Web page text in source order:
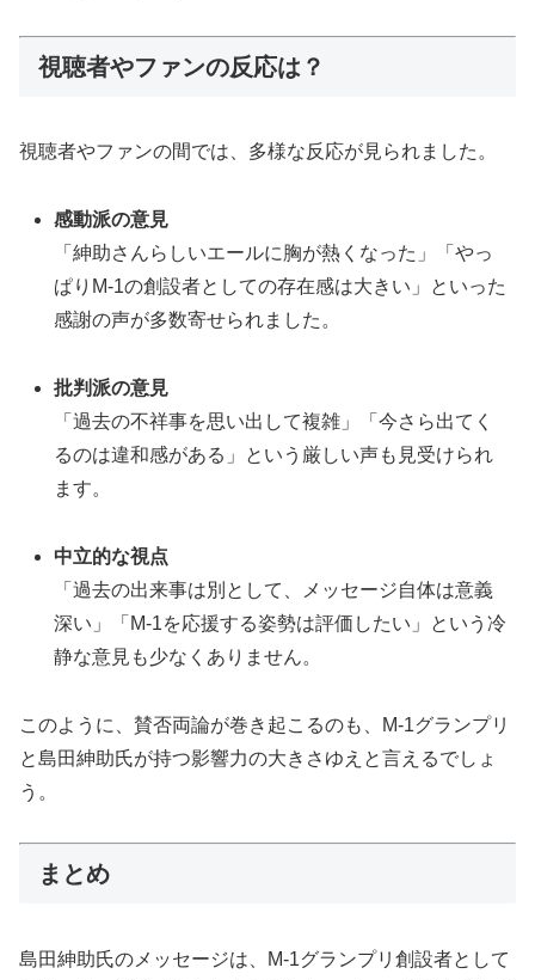
視聴者やファンの反応は？
視聴者やファンの間では、多様な反応が見られました。
感動派の意見
「紳助さんらしいエールに胸が熱くなった」「やっ
ぱりM-1の創設者としての存在感は大きい」といった
感謝の声が多数寄せられました。
批判派の意見
「過去の不祥事を思い出して複雑」「今さら出てく
るのは違和感がある」という厳しい声も見受けられ
ます。
中立的な視点
「過去の出来事は別として、メッセージ自体は意義
深い」「M-1を応援する姿勢は評価したい」という冷
静な意見も少なくありません。
このように、賛否両論が巻き起こるのも、M-1グランプリ
と島田紳助氏が持つ影響力の大きさゆえと言えるでしょ
う。
まとめ
島田紳助氏のメッセージは、M-1グランプリ創設者として